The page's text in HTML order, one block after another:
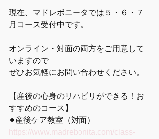
現在、マドレボニータでは５・６・７
月コース受付中です。
オンライン・対面の両方をご用意して
いますので
ぜひお気軽にお問い合わせください。
【産後の心身のリハビリができる！お
すすめのコース】
⚫︎産後ケア教室（対面）
https://www.madrebonita.com/class-